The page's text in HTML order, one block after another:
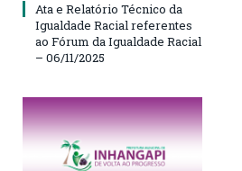
Ata e Relatório Técnico da
Igualdade Racial referentes
ao Fórum da Igualdade Racial
– 06/11/2025